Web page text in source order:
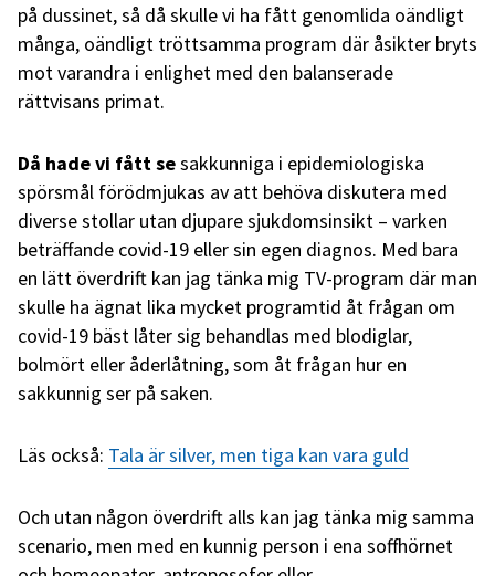
på dussinet, så då skulle vi ha fått genomlida oändligt
många, oändligt tröttsamma program där åsikter bryts
mot varandra i enlighet med den balanserade
rättvisans primat.
Då hade vi fått sesakkunniga i epidemiologiska
spörsmål förödmjukas av att behöva diskutera med
diverse stollar utan djupare sjukdomsinsikt – varken
beträffande covid-19 eller sin egen diagnos. Med bara
en lätt överdrift kan jag tänka mig TV-program där man
skulle ha ägnat lika mycket programtid åt frågan om
covid-19 bäst låter sig behandlas med blodiglar,
bolmört eller åderlåtning, som åt frågan hur en
sakkunnig ser på saken.
Läs också: Tala är silver, men tiga kan vara guld
Och utan någon överdrift alls kan jag tänka mig samma
scenario, men med en kunnig person i ena soffhörnet